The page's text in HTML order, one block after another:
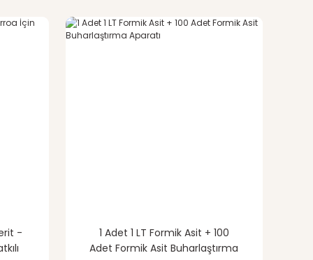
-
1 Adet 1 LT Formik Asit + 100
Adet Formik Asit Buharlaştırma